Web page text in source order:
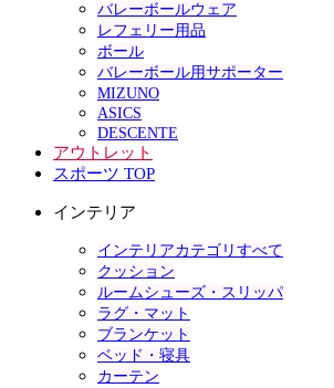
バレーボールウェア
レフェリー用品
ボール
バレーボール用サポーター
MIZUNO
ASICS
DESCENTE
アウトレット
スポーツ TOP
インテリア
インテリアカテゴリすべて
クッション
ルームシューズ・スリッパ
ラグ・マット
ブランケット
ベッド・寝具
カーテン